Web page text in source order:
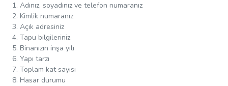
Adınız, soyadınız ve telefon numaranız
Kimlik numaranız
Açık adresiniz
Tapu bilgileriniz
Binanızın inşa yılı
Yapı tarzı
Toplam kat sayısı
Hasar durumu